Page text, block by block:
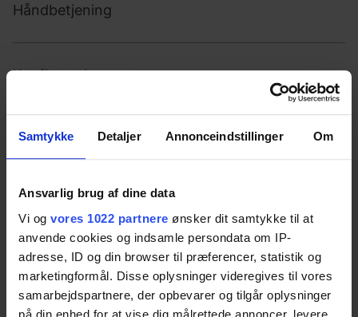
Samtykke Detaljer Annonceindstillinger Om
Ansvarlig brug af dine data
Vi og vores 1022 partnere ønsker dit samtykke til at
anvende cookies og indsamle persondata om IP-
adresse, ID og din browser til præferencer, statistik og
marketingformål. Disse oplysninger videregives til vores
samarbejdspartnere, der opbevarer og tilgår oplysninger
på din enhed for at vise dig målrettede annoncer, levere
Håndbetjening
Konfiguration
Foldbart / opklappeligt
Fast-tilsluttet
Strømforsyning
100-240V ~50/60Hz